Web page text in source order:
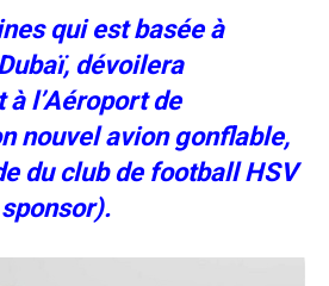
qui est basée à
dévoilera
l’Aéroport de
nouvel avion gonflable,
du club de football HSV